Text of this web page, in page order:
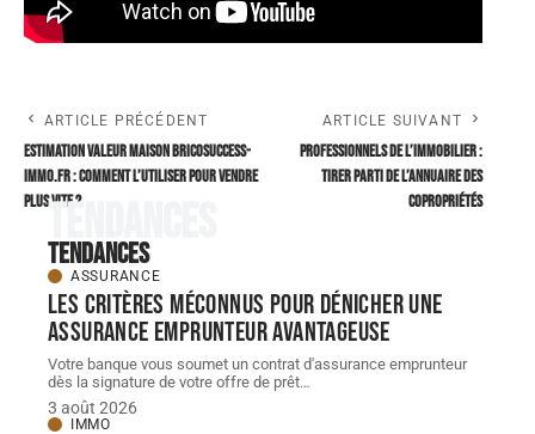
ARTICLE PRÉCÉDENT
Estimation valeur maison bricosuccess-
immo.fr : comment l’utiliser pour vendre
plus vite ?
ARTICLE SUIVANT
Professionnels de l’immobilier :
tirer parti de l’annuaire des
copropriétés
Tendances
Tendances
ASSURANCE
Les critères méconnus pour dénicher une
assurance emprunteur avantageuse
Votre banque vous soumet un contrat d'assurance emprunteur
dès la signature de votre offre de prêt…
3 août 2026
IMMO